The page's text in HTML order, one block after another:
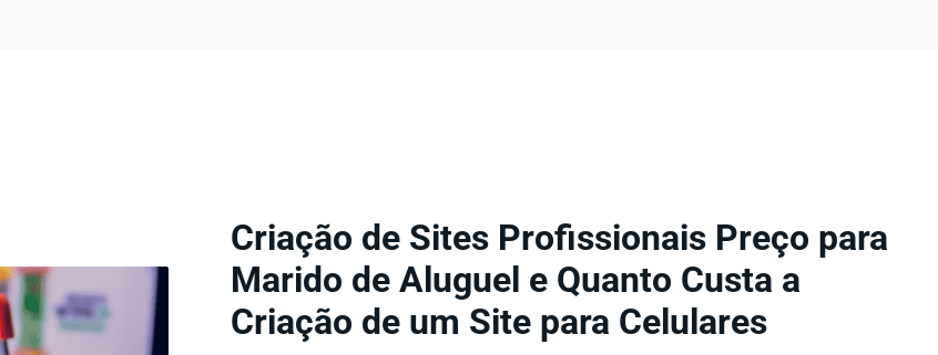
Criação de Sites Profissionais Preço para
Marido de Aluguel e Quanto Custa a
Criação de um Site para Celulares